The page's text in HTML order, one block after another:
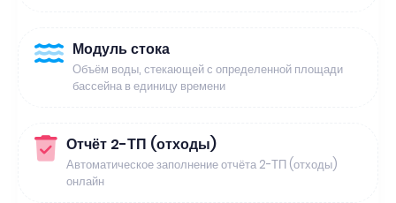
Модуль стока
Объём воды, стекающей с определенной площади
бассейна в единицу времени
Отчёт 2-ТП (отходы)
Автоматическое заполнение отчёта 2-ТП (отходы)
онлайн